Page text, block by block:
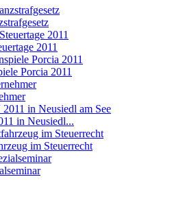
2011
Porcia 2011
in Neusiedl...
im Steuerrecht